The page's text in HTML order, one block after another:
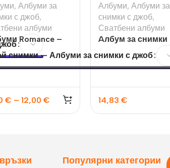
, Албуми за
с джоб,
албуми
Romance –
100бр и 200бр
снимки — Албуми за снимки с джоб
€ – 12,00 €
Албуми, Албуми за
снимки с джоб,
Сватбени албуми
Aлбум за снимки
Romance, 10×15
14,83 €
Популярни категории